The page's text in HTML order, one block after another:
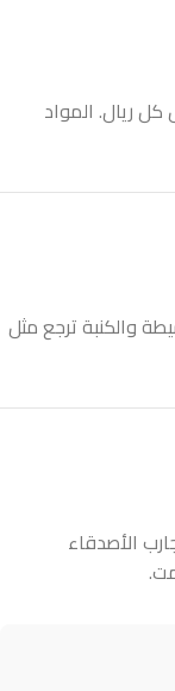
ريال. المواد
والكنبة ترجع مثل
الأصدقاء